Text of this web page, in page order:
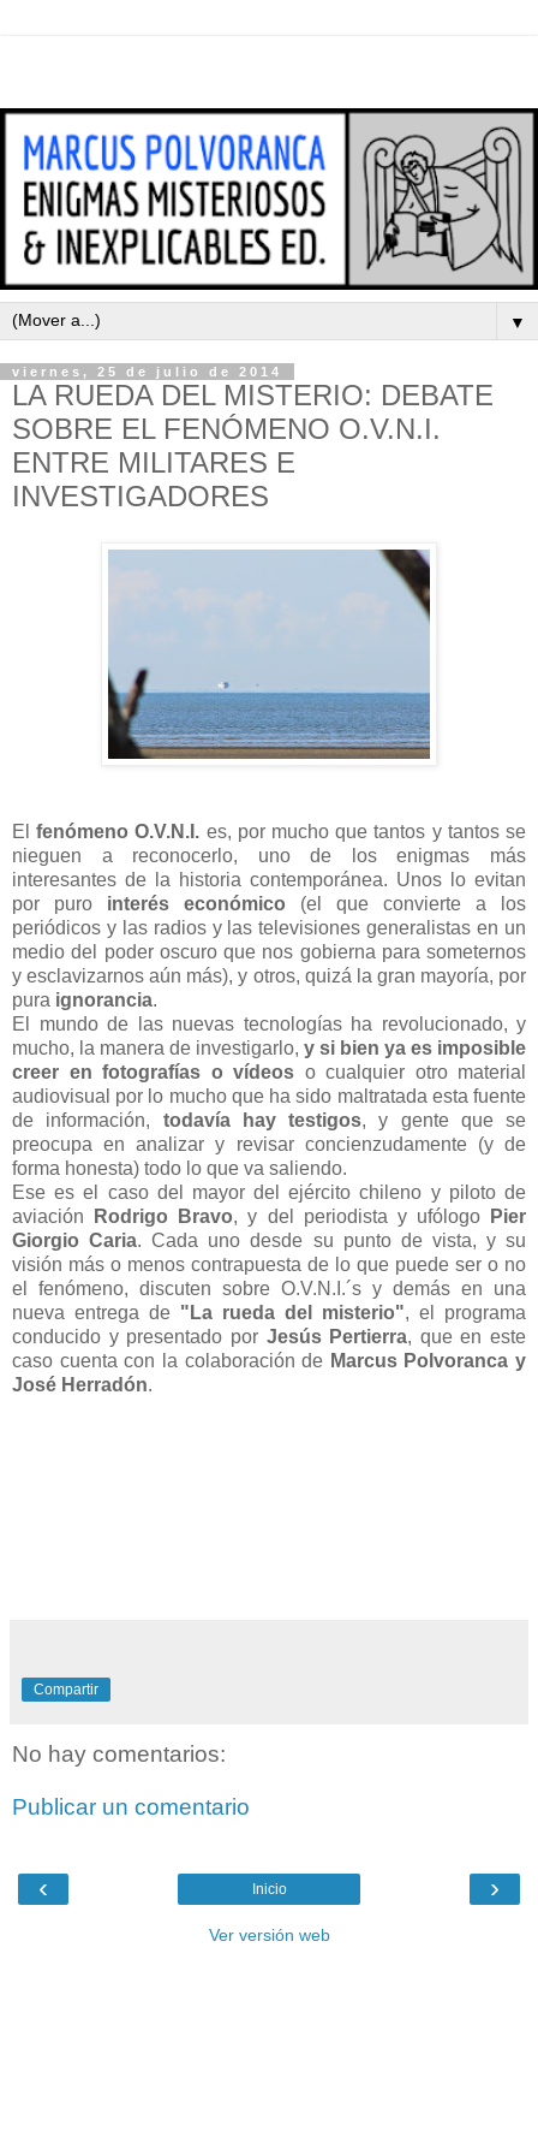
▼
viernes, 25 de julio de 2014
LA RUEDA DEL MISTERIO: DEBATE
SOBRE EL FENÓMENO O.V.N.I.
ENTRE MILITARES E
INVESTIGADORES
Elfenómeno O.V.N.I. es, por mucho que tantos y tantos se
nieguen a reconocerlo, uno de los enigmas más
interesantes de la historia contemporánea. Unos lo evitan
por puro interés económico (el que convierte a los
periódicos y las radios y las televisiones generalistas en un
medio del poder oscuro que nos gobierna para someternos
y esclavizarnos aún más), y otros, quizá la gran mayoría, por
pura ignorancia.
El mundo de las nuevas tecnologías ha revolucionado, y
mucho, la manera de investigarlo, y si bien ya es imposible
creer en fotografías o vídeos o cualquier otro material
audiovisual por lo mucho que ha sido maltratada esta fuente
de información, todavía hay testigos, y gente que se
preocupa en analizar y revisar concienzudamente (y de
forma honesta) todo lo que va saliendo.
Ese es el caso del mayor del ejército chileno y piloto de
aviación
Rodrigo Bravo, y del periodista y ufólogo
Pier
Giorgio Caria. Cada uno desde su punto de vista, y su
visión más o menos contrapuesta de lo que puede ser o no
el fenómeno, discuten sobre O.V.N.I.´s y demás en una
nueva entrega de "La rueda del misterio", el programa
conducido y presentado por Jesús Pertierra, que en este
caso cuenta con la colaboración de Marcus Polvoranca y
José Herradón.
Compartir
No hay comentarios:
Publicar un comentario
‹ ›
Inicio
Ver versión web